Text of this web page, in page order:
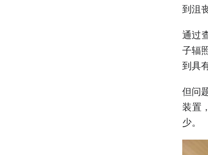
到沮
通过
子辐
到具
但问
装置
少。